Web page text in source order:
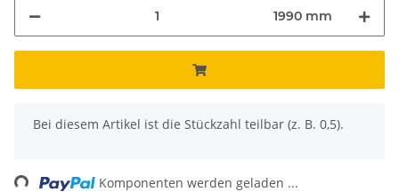
1990 mm
x
Bei diesem Artikel ist die Stückzahl teilbar (z. B. 0,5).
Komponenten werden geladen ...